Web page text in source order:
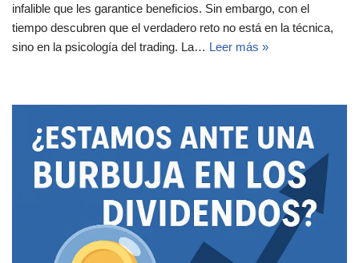
infalible que les garantice beneficios. Sin embargo, con el
tiempo descubren que el verdadero reto no está en la técnica,
sino en la psicología del trading. La… Leer más »